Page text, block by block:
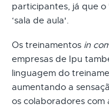
participantes, já que
‘sala de aula'.
Os treinamentos in
empresas de Ipu
linguagem do
aumentando a
os colaboradores com